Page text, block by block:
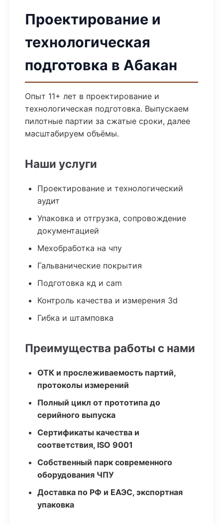
Проектирование и
технологическая
подготовка в Абакан
Опыт 11+ лет в проектирование и
технологическая подготовка. Выпускаем
пилотные партии за сжатые сроки, далее
масштабируем объёмы.
Наши услуги
Проектирование и технологический
аудит
Упаковка и отгрузка, сопровождение
документацией
Мехобработка на чпу
Гальванические покрытия
Подготовка кд и cam
Контроль качества и измерения 3d
Гибка и штамповка
Преимущества работы с нами
ОТК и прослеживаемость партий,
протоколы измерений
Полный цикл от прототипа до
серийного выпуска
Сертификаты качества и
соответствия, ISO 9001
Собственный парк современного
оборудования ЧПУ
Доставка по РФ и ЕАЭС, экспортная
упаковка